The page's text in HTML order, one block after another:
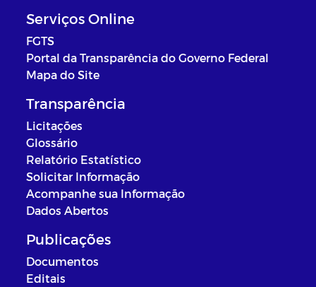
Serviços Online
FGTS
Portal da Transparência do Governo Federal
Mapa do Site
Transparência
Licitações
Glossário
Relatório Estatístico
Solicitar Informação
Acompanhe sua Informação
Dados Abertos
Publicações
Documentos
Editais